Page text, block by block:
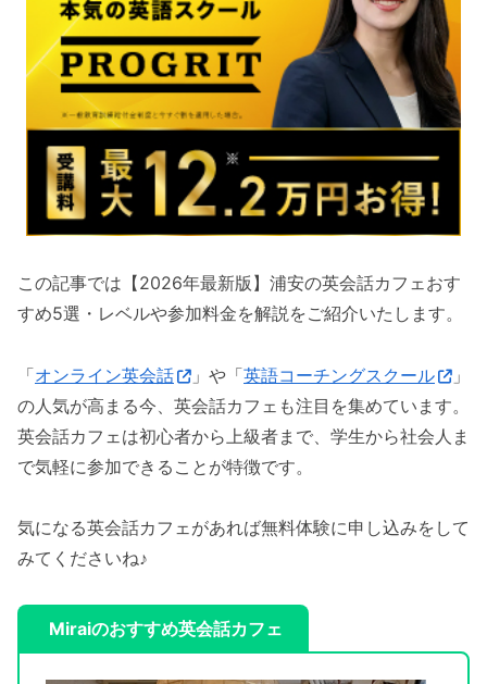
この記事では【2026年最新版】浦安の英会話カフェおす
すめ5選・レベルや参加料金を解説をご紹介いたします。
「オンライン英会話 」や「英語コーチングスクール
」
の人気が高まる今、英会話カフェも注目を集めています。
英会話カフェは初心者から上級者まで、学生から社会人ま
で気軽に参加できることが特徴です。
気になる英会話カフェがあれば無料体験に申し込みをして
みてくださいね♪
Miraiのおすすめ英会話カフェ